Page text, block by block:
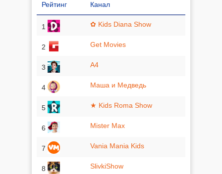
Рейтинг Канал
1 ✿ Kids Diana Show
2 Get Movies
3 A4
4 Маша и Медведь
5 ★ Kids Roma Show
6 Mister Max
7 Vania Mania Kids
8 SlivkiShow